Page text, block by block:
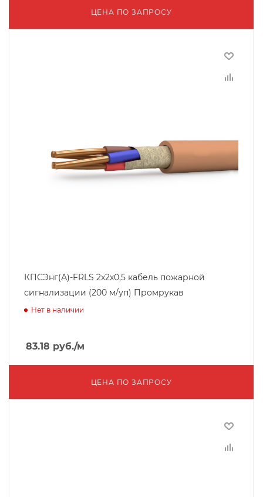
ЦЕНА ПО ЗАПРОСУ
КПСЭнг(А)-FRLS 2х2х0,5 кабель пожарной
сигнализации (200 м/уп) Промрукав
Нет в наличии
83.18 руб./м
ЦЕНА ПО ЗАПРОСУ